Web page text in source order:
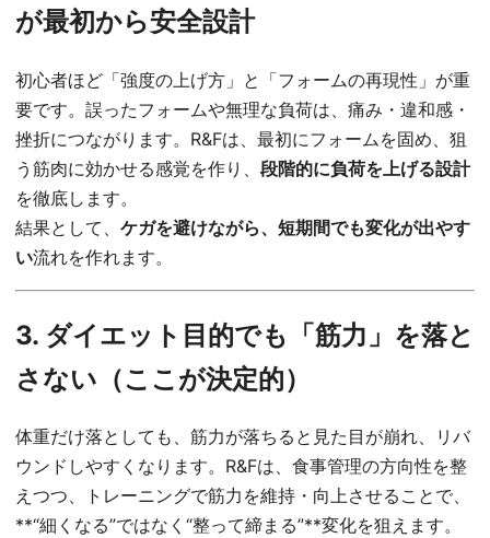
が最初から安全設計
初心者ほど「強度の上げ方」と「フォームの再現性」が重
要です。誤ったフォームや無理な負荷は、痛み・違和感・
挫折につながります。R&Fは、最初にフォームを固め、狙
う筋肉に効かせる感覚を作り、 段階的に負荷を上げる設計
を徹底します。
結果として、 ケガを避けながら、短期間でも変化が出やす
い流れを作れます。
3. ダイエット目的でも「筋力」を落と
さない（ここが決定的）
体重だけ落としても、筋力が落ちると見た目が崩れ、リバ
ウンドしやすくなります。R&Fは、食事管理の方向性を整
えつつ、トレーニングで筋力を維持・向上させることで、
**“細くなる”ではなく“整って締まる”**変化を狙えます。